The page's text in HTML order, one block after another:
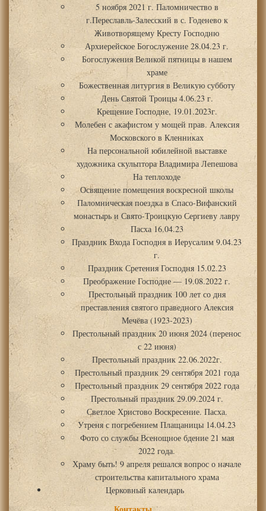
5 ноября 2021 г. Паломничество в
г.Переславль-Залесский в с. Годенево к
Животворящему Кресту Господню
Архиерейское Богослужение 28.04.23 г.
Богослужения Великой пятницы в нашем
храме
Божественная литургия в Великую субботу
День Святой Троицы 4.06.23 г.
Крещение Господне, 19.01.2023г.
Молебен с акафистом у мощей прав. Алексия
Московского в Кленниках
На персональной юбилейной выставке
художника скульптора Владимира Лепешова
На теплоходе
Освящение помещения воскресной школы
Паломническая поездка в Спасо-Вифанский
монастырь и Свято-Троицкую Сергиеву лавру
Пасха 16.04.23
Праздник Входа Господня в Иерусалим 9.04.23
г.
Праздник Сретения Господня 15.02.23
Преображение Господне — 19.08.2022 г.
Престольный праздник 100 лет со дня
преставления святого праведного Алексия
Мечёва (1923-2023)
Престольный праздник 20 июня 2024 (перенос
с 22 июня)
Престольный праздник 22.06.2022г.
Престольный праздник 29 сентября 2021 года
Престольный праздник 29 сентября 2022 года
Престольный праздник 29.09.2024 г.
Светлое Христово Воскресение. Пасха.
Утреня с погребением Плащаницы 14.04.23
Фото со службы Всенощное бдение 21 мая
2022 года.
Храму быть! 9 апреля решался вопрос о начале
строительства капитального храма
Церковный календарь